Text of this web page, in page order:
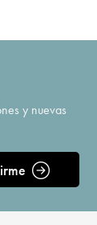
y nuevas